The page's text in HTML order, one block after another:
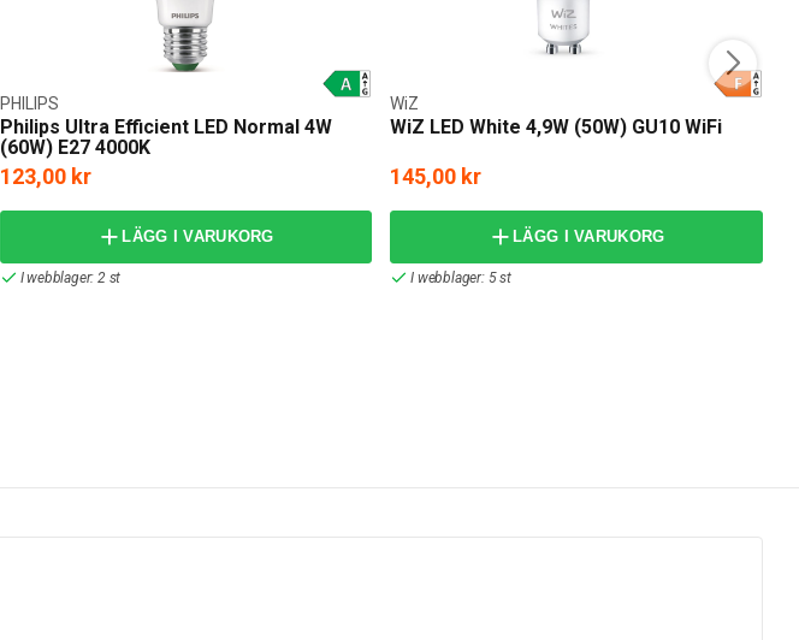
Philips Ultra Efficient LED Normal 4W
(60W) E27 4000K
PHILIPS
123,00 kr
LÄGG I VARUKORG
I webblager: 2 st
WiZ LED White 4,9W (50W) GU10 WiFi
WiZ
145,00 kr
LÄGG I VARUKORG
I webblager: 5 st